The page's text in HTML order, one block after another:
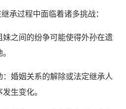
承过程中面临着诸多挑战：
之间的纷争可能使得外孙在遗
婚姻关系的解除或法定继承人
生变化。